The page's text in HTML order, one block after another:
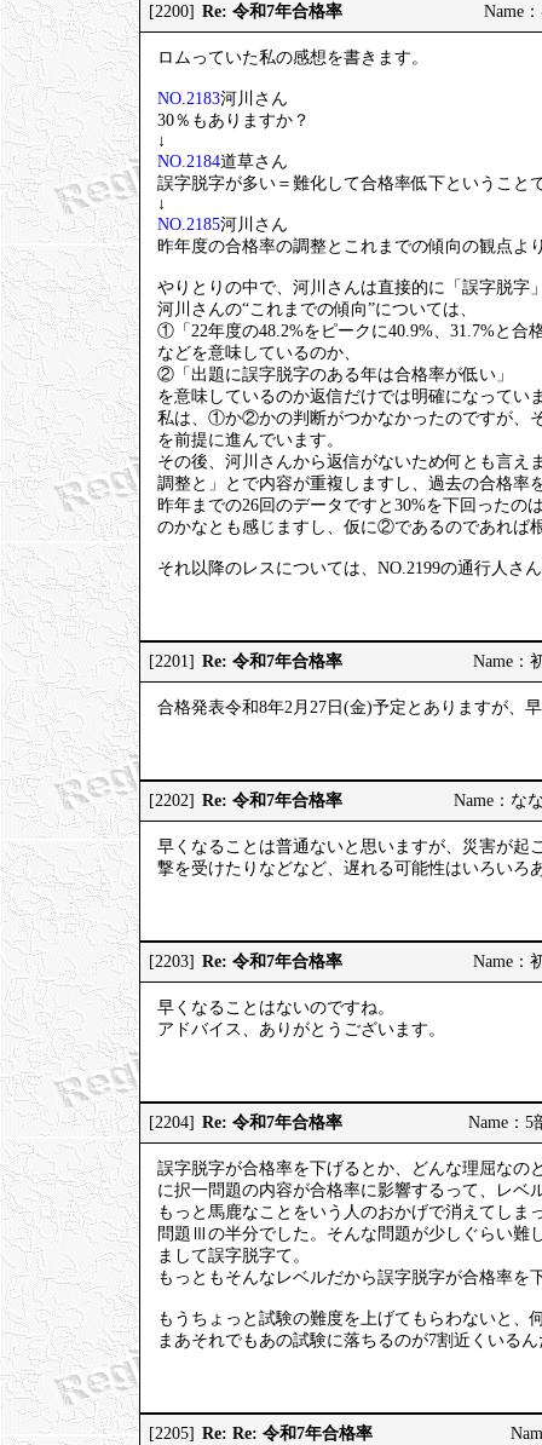
[2200] Re: 令和7年合格率 Name
ロムっていた私の感想を書きます。
NO.2183河川さん
30％もありますか？
↓
NO.2184道草さん
誤字脱字が多い＝難化して合格率低下ということ
↓
NO.2185河川さん
昨年度の合格率の調整とこれまでの傾向の観点よ
やりとりの中で、河川さんは直接的に「誤字脱字
河川さんの“これまでの傾向”については、
①「22年度の48.2%をピークに40.9%、31.7%と合
などを意味しているのか、
②「出題に誤字脱字のある年は合格率が低い」
を意味しているのか返信だけでは明確になってい
私は、①か②かの判断がつかなかったのですが、
を前提に進んでいます。
その後、河川さんから返信がないため何とも言
調整と」とで内容が重複しますし、過去の合格率
昨年までの26回のデータですと30%を下回った
のかなとも感じますし、仮に②であるのであれば
それ以降のレスについては、NO.2199の通行人さ
[2201] Re: 令和7年合格率 Name：
合格発表令和8年2月27日(金)予定とありますが、
[2202] Re: 令和7年合格率 Name：な
早くなることは普通ないと思いますが、災害が起
撃を受けたりなどなど、遅れる可能性はいろいろ
[2203] Re: 令和7年合格率 Name：
早くなることはないのですね。
アドバイス、ありがとうございます。
[2204] Re: 令和7年合格率 Name：
誤字脱字が合格率を下げるとか、どんな理屈なの
に択一問題の内容が合格率に影響するって、レベ
もっと馬鹿なことをいう人のおかげで消えてし
問題Ⅲの半分でした。そんな問題が少しぐらい難
まして誤字脱字て。
もっともそんなレベルだから誤字脱字が合格率
もうちょっと試験の難度を上げてもらわないと、
まあそれでもあの試験に落ちるのが7割近くいる
[2205] Re: Re: 令和7年合格率